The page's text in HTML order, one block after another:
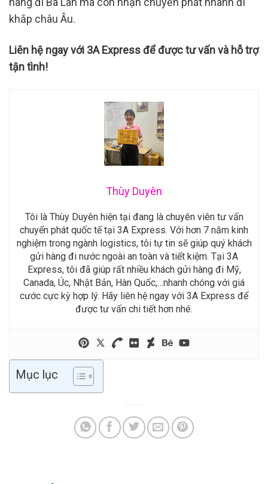
khắp châu Âu.
Liên hệ ngay với 3A Express để được tư vấn và hỗ trợ
tận tình!
Thùy Duyên
Tôi là Thùy Duyên hiện tại đang là chuyên viên tư vấn
chuyển phát quốc tế tại 3A Express. Với hơn 7 năm kinh
nghiệm trong ngành logistics, tôi tự tin sẽ giúp quý khách
gửi hàng đi nước ngoài an toàn và tiết kiệm. Tại 3A
Express, tôi đã giúp rất nhiều khách gửi hàng đi Mỹ,
Canada, Úc, Nhật Bản, Hàn Quốc,…nhanh chóng với giá
cước cực kỳ hợp lý. Hãy liên hệ ngay với 3A Express để
được tư vấn chi tiết hơn nhé.
Mục lục